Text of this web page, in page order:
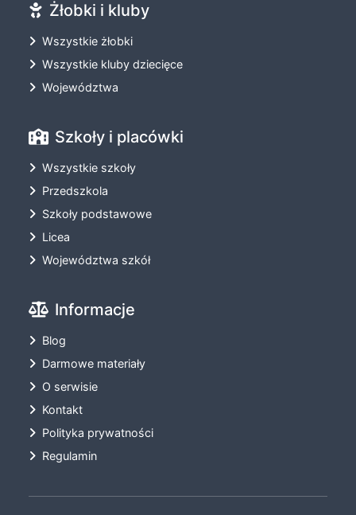
Żłobki i kluby
Wszystkie żłobki
Wszystkie kluby dziecięce
Województwa
Szkoły i placówki
Wszystkie szkoły
Przedszkola
Szkoły podstawowe
Licea
Województwa szkół
Informacje
Blog
Darmowe materiały
O serwisie
Kontakt
Polityka prywatności
Regulamin